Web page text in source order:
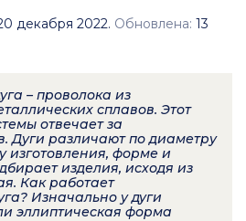
декабря 2022. Обновлена: 13
– проволока из
сплавов. Этот
отвечает за
Дуги различают по диаметру
изготовления, форме и
изделия, исходя из
Как работает
Изначально у дуги
эллиптическая форма